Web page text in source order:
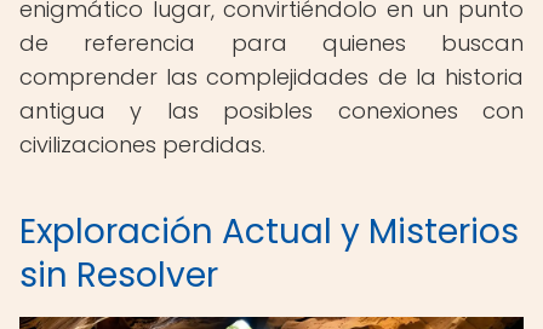
enigmático lugar, convirtiéndolo en un punto
de referencia para quienes buscan
comprender las complejidades de la historia
antigua y las posibles conexiones con
civilizaciones perdidas.
Exploración Actual y Misterios
sin Resolver